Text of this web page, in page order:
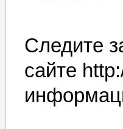
Следите
сайте